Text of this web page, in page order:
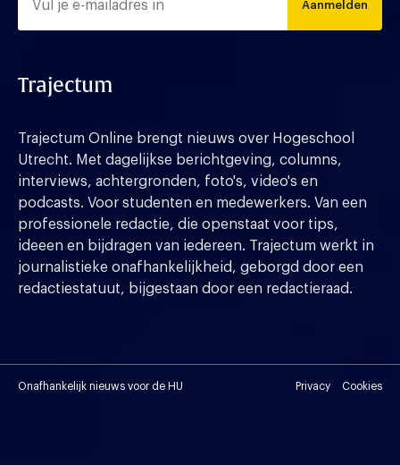
Aanmelden
Trajectum
Trajectum Online brengt nieuws over Hogeschool
Utrecht. Met dagelijkse berichtgeving, columns,
interviews, achtergronden, foto's, video's en
podcasts. Voor studenten en medewerkers. Van een
professionele redactie, die openstaat voor tips,
ideeen en bijdragen van iedereen. Trajectum werkt in
journalistieke onafhankelijkheid, geborgd door een
redactiestatuut, bijgestaan door een redactieraad.
Onafhankelijk nieuws voor de HU Privacy Cookies